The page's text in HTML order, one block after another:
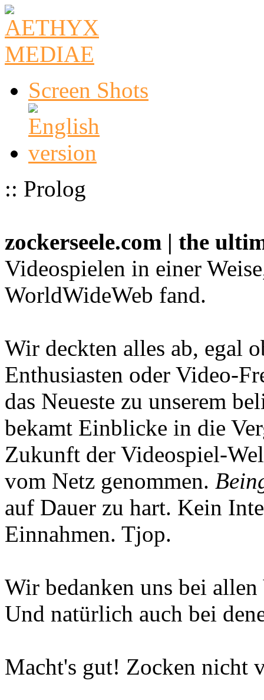
Screen Shots
:: Prolog
zockerseele.com | the
Videospielen in einer
WorldWideWeb fand.
Wir deckten alles ab, egal
Enthusiasten oder Video-
das Neueste zu unserem
bekamt Einblicke in die
Zukunft der Videospiel-
vom Netz genommen.
auf Dauer zu hart. Kein
Einnahmen. Tjop.
Wir bedanken uns bei
Und natürlich auch bei
Macht's gut! Zocken nicht